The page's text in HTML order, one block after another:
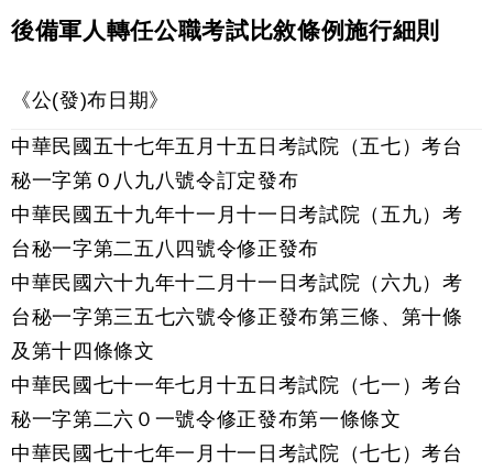
後備軍人轉任公職考試比敘條例施行細則
《公(發)布日期》
中華民國五十七年五月十五日考試院（五七）考台
秘一字第０八九八號令訂定發布
中華民國五十九年十一月十一日考試院（五九）考
台秘一字第二五八四號令修正發布
中華民國六十九年十二月十一日考試院（六九）考
台秘一字第三五七六號令修正發布第三條、第十條
及第十四條條文
中華民國七十一年七月十五日考試院（七一）考台
秘一字第二六０一號令修正發布第一條條文
中華民國七十七年一月十一日考試院（七七）考台